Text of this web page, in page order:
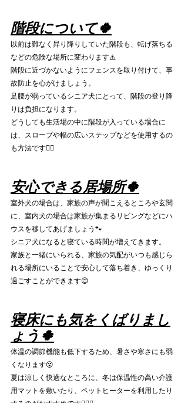
階段について🍀
以前は難なく昇り降りしていた階段も、転げ落ちる
などの危険な場所に変わります⚠️
階段に近づかないようにフェンスを取り付けて、事
故防止を心がけましょう。
足腰が弱っているシニア犬にとって、階段の登り降
りは負担になります。
どうしても生活場の中に階段が入っている場合に
は、スロープや幅の広いステップなどを使用するの
も方法です👌🏻
安心できる居場所🍀
室外犬の場合は、家族の声が聞こえるところや玄関
に、室内犬の場合は家族が集まるリビングなどにハ
ウスを移してあげましょう🐾
シニア犬になると寝ている時間が増えてきます。
家族と一緒にいられる、家族の気配がいつも感じら
れる場所にいることで安心して落ち着き、ゆっくり
過ごすことができます😌
寝床にも気をくばりまし
ょう🍀
体温の調節機能も低下するため、暑さや寒さにも弱
くなります😵
夏は涼しく快適なところに、冬は保温性の高い介護
用マットを敷いたり、ペットヒーターを利用したり